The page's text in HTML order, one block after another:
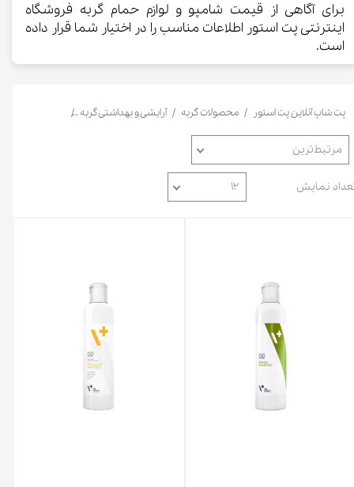
برای آگاهی از قیمت شامپو و لوازم حمام گربه فروشگاه
اینترنتی پت استور اطلاعات مناسب را در اختیار شما قرار داده
است.
پت شاپ آنلاین پت استور محصولات گربه آرایشی و بهداشتی گربه
مرتبط‌ترین
نمایش ۱۲